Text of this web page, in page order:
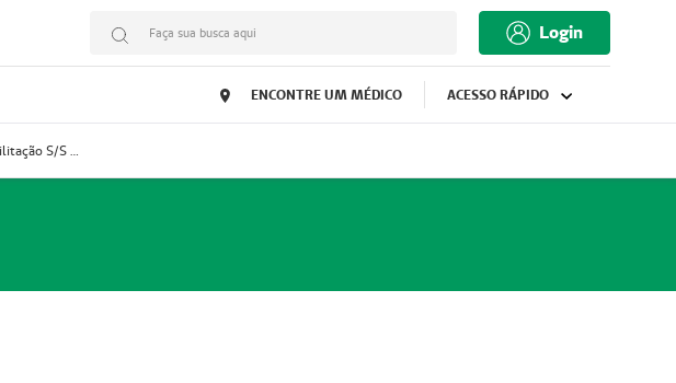
Faça sua busca aqui Login
ENCONTRE UM MÉDICO ACESSO RÁPIDO
Prestador CERPAM – Centro de Reabilitação S/S Ltda-ME (52004274-8)